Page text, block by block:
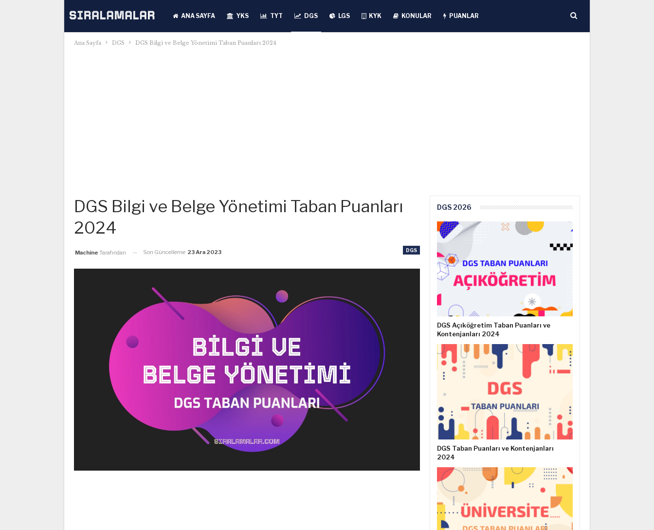
ANA SAYFA YKS TYT DGS LGS KYK KONULAR PUANLAR
Ana Sayfa DGS DGS Bilgi ve Belge Yönetimi Taban Puanları 2024
DGS Bilgi ve Belge Yönetimi Taban Puanları
2024
DGS
Machine Tarafından Son Güncelleme 23 Ara 2023
DGS 2026
DGS Açıköğretim Taban Puanları ve
Kontenjanları 2024
DGS Taban Puanları ve Kontenjanları
2024